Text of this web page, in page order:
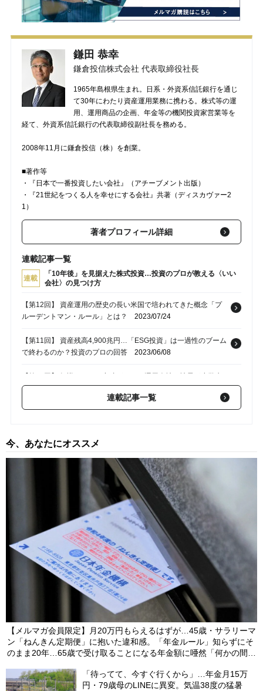
鎌田 恭幸
鎌倉投信株式会社 代表取締役社長
1965年島根県生まれ。日系・外資系信託銀行を通じ
て30年にわたり資産運用業務に携わる。株式等の運
用、運用商品の企画、年金等の機関投資家営業等を
経て、外資系信託銀行の代表取締役副社長を務める。
2008年11月に鎌倉投信（株）を創業。
■著作等
・『日本で一番投資したい会社』（アチーブメント出版）
・『21世紀をつくる人を幸せにする会社』共著（ディスカヴァー2
1）
著者プロフィール詳細
連載記事一覧
連載
「10年後」を見据えた株式投資…投資のプロが教える〈いい
会社〉の見つけ方
【第12回】 資産運用の歴史の長い米国で培われてきた概念「プ
ルーデントマン・ルール」とは？
2023/07/24
【第11回】 資産残高4,900兆円…「ESG投資」は一過性のブーム
で終わるのか？投資のプロの回答 2023/06/08
から学んだ「金融教育」の本質2023/05/11
【第9回】 リーマンショックの再来？欧米大銀行の破綻が「対岸
【第8回】 メリットだらけにみえるが…来年スタート「新NISA」
に潜む“2つの落とし穴”【投資のプロが解説】2023/03/03
連載記事一覧
今、あなたにオススメ
【メルマガ会員限定】月20万円もらえるはずが…45歳・サラリーマ
ン「ねんきん定期便」に抱いた違和感。「年金ルール」知らずにそ
のまま20年…65歳で受け取ることになる年金額に唖然「何かの間違
「待ってて、今すぐ行くから」…年金月15万
円・79歳母のLINEに異変。気温38度の猛暑